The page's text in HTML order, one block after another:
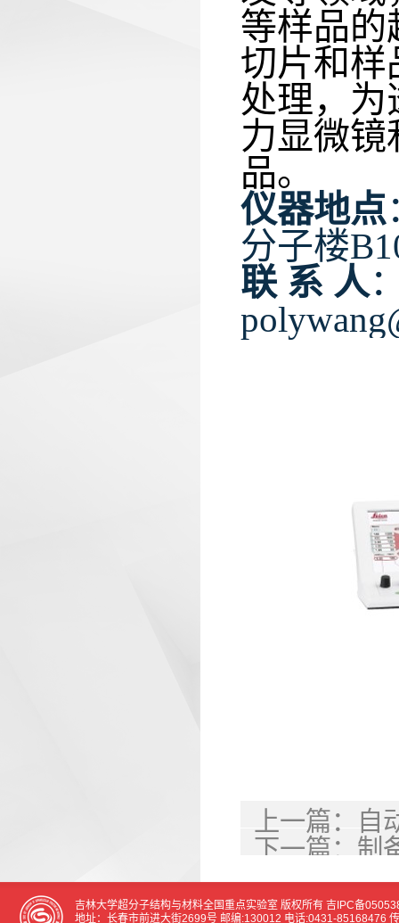
等样品的
切片和样
处理，为
力显微
品。
仪器地点
分子楼
联系 人
上一篇：
自
下一篇： 制
吉林大学超分子结构与材料全国重点实验室 版权所有 吉IPC备
地址：长春市前进大街2699号 邮编:130012 电话:0431-85168476